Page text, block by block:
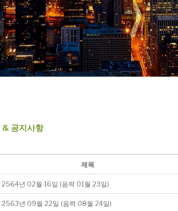
& 공지사항
제목
2564년 02월 16일 (음력 01월 23일)
2563년 09월 22일 (음력 08월 24일)